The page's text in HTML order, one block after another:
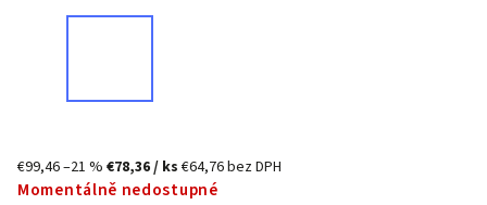
€99,46–21 % €78,36/ ks €64,76 bez DPH
Momentálně nedostupné